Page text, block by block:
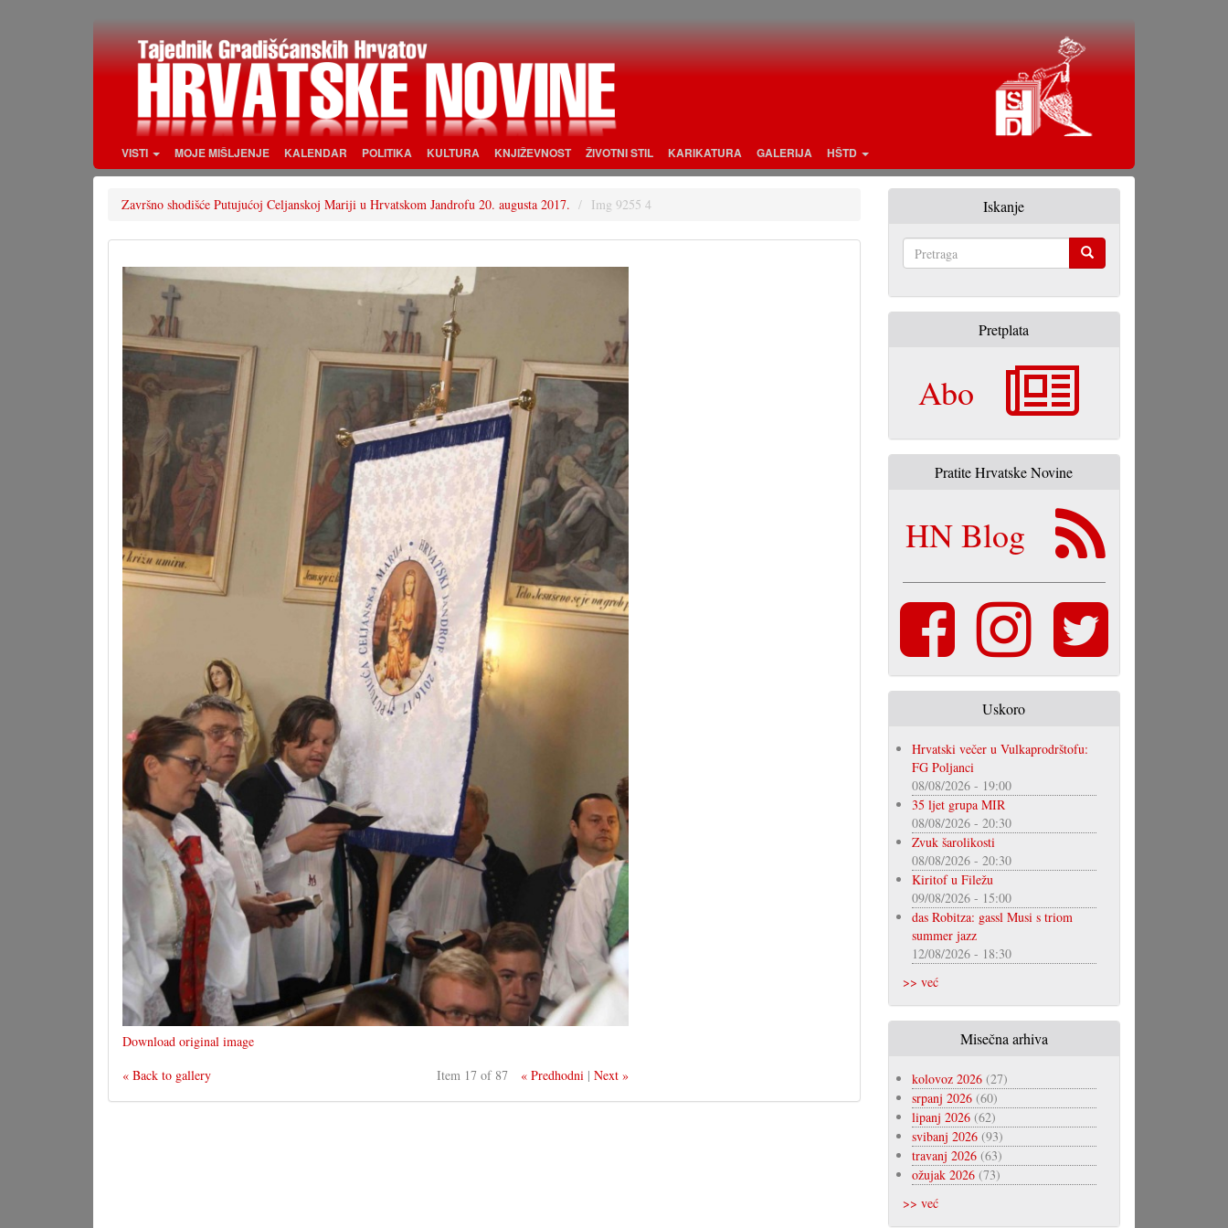
VISTI MOJE MIŠLJENJE KALENDAR POLITIKA KULTURA KNJIŽEVNOST ŽIVOTNI STIL KARIKATURA GALERIJA HŠTD
Završno shodišće Putujućoj Celjanskoj Mariji u Hrvatskom Jandrofu 20. augusta 2017. Img 9255 4
Download original image
« Back to gallery
Item 17 of 87 « Predhodni |Next »
Iskanje
Pretplata
Abo
Pratite Hrvatske Novine
HN Blog
Uskoro
Hrvatski večer u Vulkaprodrštofu:
FG Poljanci
08/08/2026 - 19:00
35 ljet grupa MIR
08/08/2026 - 20:30
Zvuk šarolikosti
08/08/2026 - 20:30
Kiritof u Filežu
09/08/2026 - 15:00
das Robitza: gassl Musi s triom
summer jazz
12/08/2026 - 18:30
>> već
Misečna arhiva
kolovoz 2026(27)
srpanj 2026(60)
lipanj 2026(62)
svibanj 2026(93)
travanj 2026(63)
ožujak 2026(73)
>> već